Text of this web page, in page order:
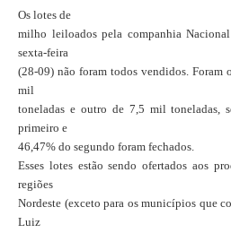
Os lotes de
milho leiloados pela companhia
sexta-feira
(28-09) não foram todos vendidos. Foram
mil
toneladas e outro de 7,5 mil toneladas,
primeiro e
46,47% do segundo foram fechados.
Esses lotes estão sendo ofertados aos
regiões
Nordeste (exceto para os municípios que
Luiz